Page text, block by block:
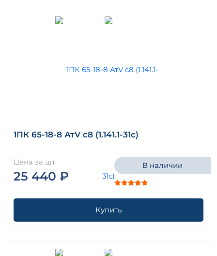
1ПК 65-18-8 АтV с8 (1.141.1-31с)
Цена за шт.
25 440 ₽
В наличии
Купить